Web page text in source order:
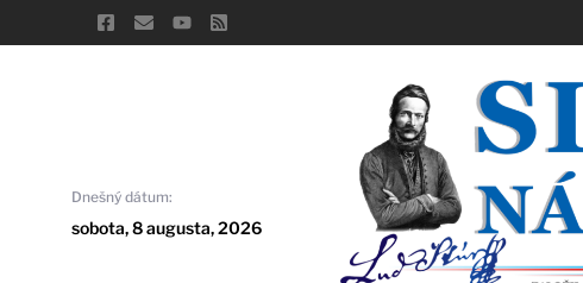
to
Dnešný dátum:
sobota, 8 augusta, 2026